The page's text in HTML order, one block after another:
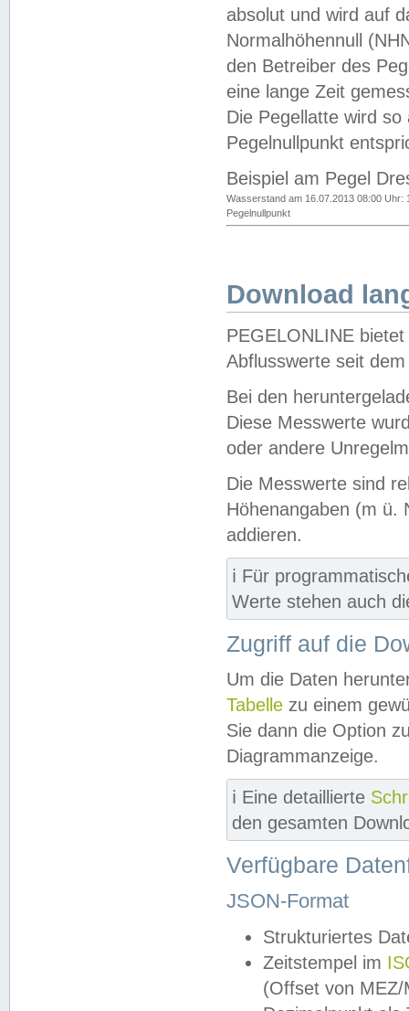
absolut und wird auf
Normalhöhennull
den Betreiber des
eine lange Zeit
Die Pegellatte wird
Pegelnullpunkt
Beispiel am Pegel
Wasserstand am 16.07.2013 08:00 Uhr:
Pegelnullpunkt
Download
PEGELONLINE
Abflusswerte seit
Bei den
Diese Messwerte
oder andere
Die Messwerte sind
Höhenangaben (m ü.
addieren.
ℹ️ Für
Werte stehen auch
Zugriff auf die
Um die Daten
Tabelle zu einem
Sie dann die Option
Diagrammanzeige.
ℹ️ Eine detaillierte
den gesamten
Verfügbare
JSON-Format
Strukturiertes
Zeitstempel im
(Offset von MEZ/